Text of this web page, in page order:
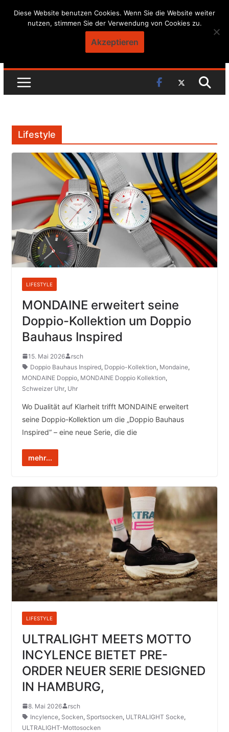
Skip
Lifestyle
LIFESTYLE
MONDAINE erweitert seine
Doppio-Kollektion um Doppio
Bauhaus Inspired
15. Mai 2026
rsch
Doppio Bauhaus Inspired, Doppio-Kollektion, Mondaine,
MONDAINE Doppio, MONDAINE Doppio Kollektion,
Schweizer Uhr, Uhr
Wo Dualität auf Klarheit trifft MONDAINE erweitert
seine Doppio-Kollektion um die „Doppio Bauhaus
Inspired“ – eine neue Serie, die die
mehr...
LIFESTYLE
ULTRALIGHT MEETS MOTTO
INCYLENCE BIETET PRE-
ORDER NEUER SERIE DESIGNED
IN HAMBURG,
8. Mai 2026
rsch
Incylence, Socken, Sportsocken, ULTRALIGHT Socke,
ULTRALIGHT-Mottosocken
Diese Website benutzen Cookies. Wenn Sie die Website weiter
nutzen, stimmen Sie der Verwendung von Cookies zu.
Akzeptieren